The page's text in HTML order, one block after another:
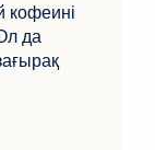
да